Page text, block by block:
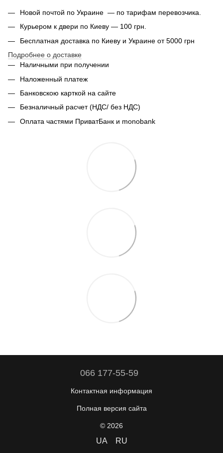
Новой почтой по Украине — по тарифам перевозчика.
Курьером к двери по Киеву — 100 грн.
Бесплатная доставка по Киеву и Украине от 5000 грн
Подробнее о доставке
Наличными при получении
Наложенный платеж
Банковскою карткой на сайте
Безналичный расчет (НДС/ без НДС)
Оплата частями ПриватБанк и monobank
066 177-55-59
Контактная информация
Полная версия сайта
© 2026
UA RU